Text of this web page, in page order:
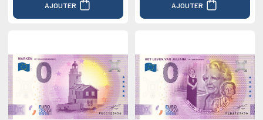
AJOUTER AJOUTER